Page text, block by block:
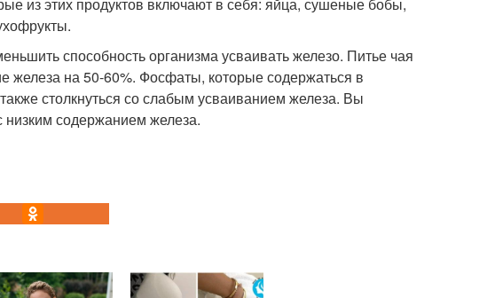
способность организма усваивать железо. Питье чая
на 50-60%. Фосфаты, которые содержаться в
столкнуться со слабым усваиванием железа. Вы
низким содержанием железа.